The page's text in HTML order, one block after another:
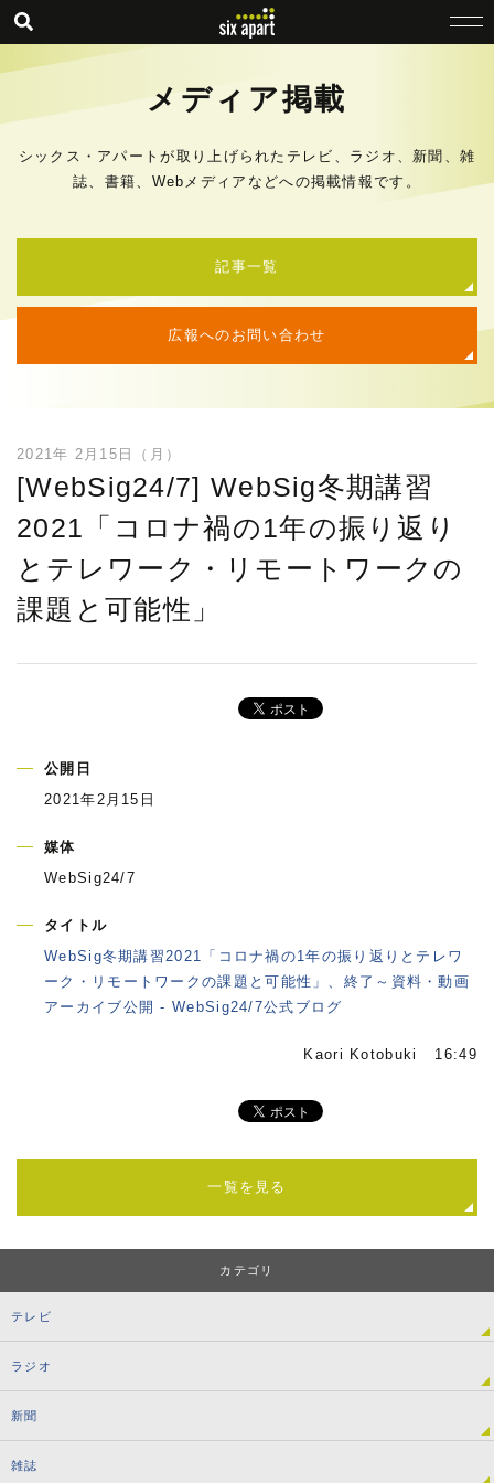
メディア掲載
シックス・アパートが取り上げられたテレビ、ラジオ、新聞、雑
誌、書籍、Webメディアなどへの掲載情報です。
記事一覧
広報へのお問い合わせ
2021年 2月15日（月）
[WebSig24/7] WebSig冬期講習
2021「コロナ禍の1年の振り返り
とテレワーク・リモートワークの
課題と可能性」
公開日
2021年2月15日
媒体
WebSig24/7
タイトル
WebSig冬期講習2021「コロナ禍の1年の振り返りとテレワ
ーク・リモートワークの課題と可能性」、終了～資料・動画
アーカイブ公開 - WebSig24/7公式ブログ
Kaori Kotobuki 16:49
一覧を見る
カテゴリ
テレビ
ラジオ
新聞
雑誌